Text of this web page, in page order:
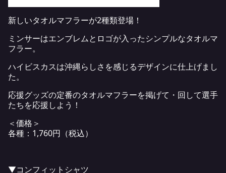
新しいタオルマフラーが2種類登場！
ミンサーはエンブレムとロゴが入ったシンプルなタオルマ
フラー。
ハイビスカスは沖縄らしさを感じるデザインに仕上げまし
た。
応援グッズの定番のタオルマフラーを掲げて・回して選手
たちを応援しよう！
＜価格＞
各種：1,760円（税込）
▼コンフィットシャツ